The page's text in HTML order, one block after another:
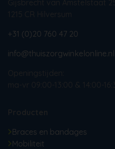
+31 (0)20 760 47 20
info@thuiszorgwinkelonline.nl
Braces en bandages
Mobiliteit